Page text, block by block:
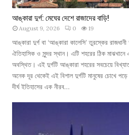
ই
রা
কে
হৃ
ৎ
পি
ণ্ড
আঙ্কারা দুর্গ: মেঘের দেশে রাজাদের বাড়ি!
August 9, 2026 0 19
আঙ্কারা দুর্গ বা ‘আঙ্কারা কালেসি’ তুরস্কের
ঐতিহাসিক ও সুন্দর স্থান। এটি শহরের ঠিক
অবস্থিত। এই দুর্গটি আঙ্কারা শহরের সবচেয়ে
অনেক দূর থেকেই এই বিশাল দুর্গটি মানুষের চোখে
দীর্ঘ ইতিহাসের এক নীরব…